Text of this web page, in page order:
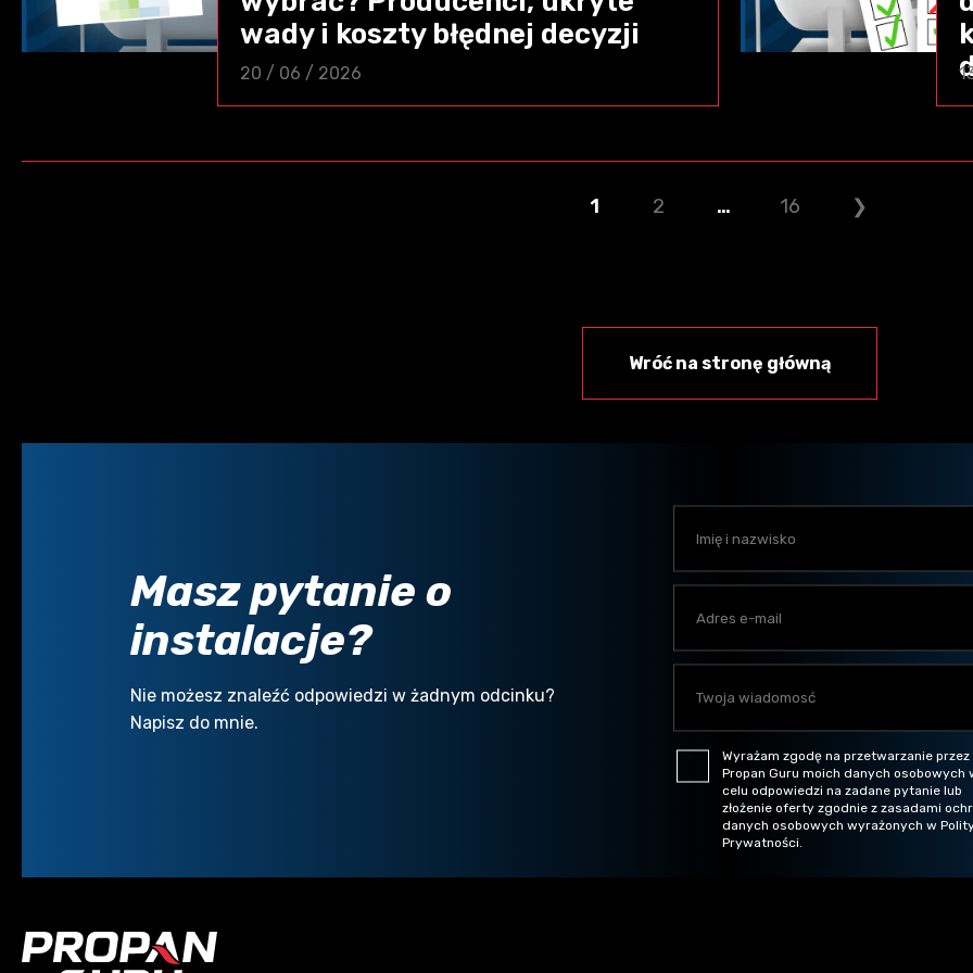
wady i koszty błędnej decyzji
20 / 06 / 2026
1 2 … 16 ❯
Wróć na stronę główną
Masz pytanie o
instalacje?
Nie możesz znaleźć odpowiedzi w żadnym odcinku?
Napisz do mnie.
Wyrażam zgodę na przetwarzanie przez
Propan Guru moich danych osobowych
celu odpowiedzi na zadane pytanie lub
złożenie oferty zgodnie z zasadami
danych osobowych wyrażonych w
Prywatności.